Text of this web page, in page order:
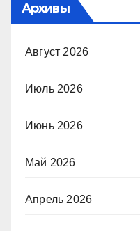
Архивы
Август 2026
Июль 2026
Июнь 2026
Май 2026
Апрель 2026